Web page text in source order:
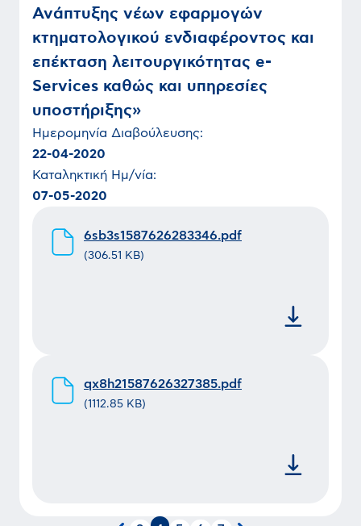
Ανάπτυξης νέων εφαρμογών
κτηματολογικού ενδιαφέροντος και
επέκταση λειτουργικότητας e-
Services καθώς και υπηρεσίες
υποστήριξης»
Ημερομηνία Διαβούλευσης:
22-04-2020
Καταληκτική Ημ/νία:
07-05-2020
6sb3s1587626283346.pdf
(306.51 KB)
qx8h21587626327385.pdf
(1112.85 KB)